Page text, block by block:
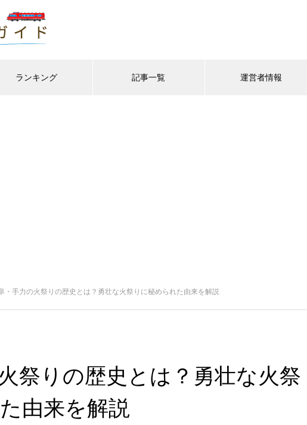
ランキング 記事一覧 運営者情報
・手力の火祭りの歴史とは？勇壮な火祭りに秘められた由来を解説
祭りの歴史とは？勇壮な火祭
由来を解説